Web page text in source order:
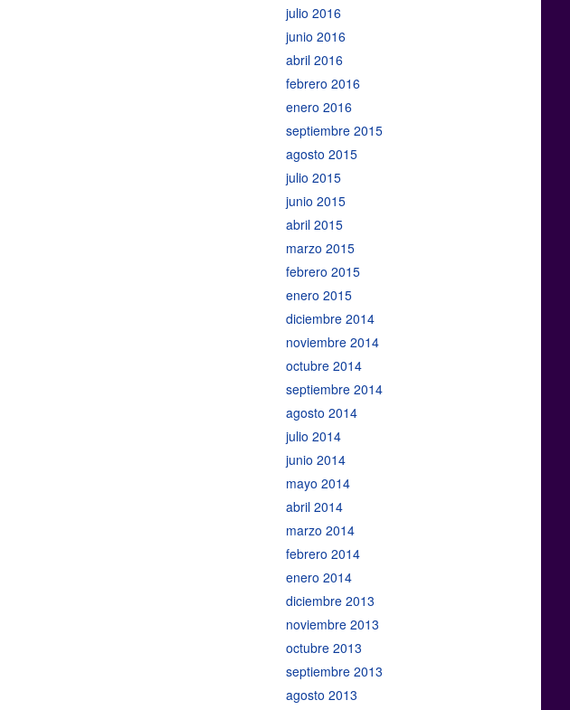
julio 2016
junio 2016
abril 2016
febrero 2016
enero 2016
septiembre 2015
agosto 2015
julio 2015
junio 2015
abril 2015
marzo 2015
febrero 2015
enero 2015
diciembre 2014
noviembre 2014
octubre 2014
septiembre 2014
agosto 2014
julio 2014
junio 2014
mayo 2014
abril 2014
marzo 2014
febrero 2014
enero 2014
diciembre 2013
noviembre 2013
octubre 2013
septiembre 2013
agosto 2013